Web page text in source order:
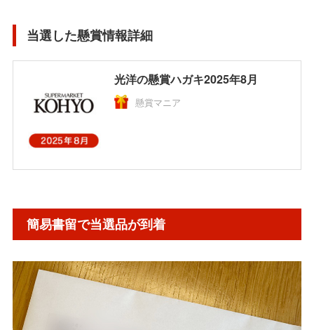
当選した懸賞情報詳細
光洋の懸賞ハガキ2025年8月
懸賞マニア
簡易書留で当選品が到着